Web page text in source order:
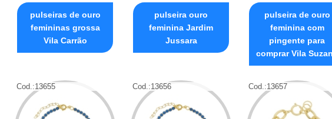
pulseiras de ouro
femininas grossa
Vila Carrão
pulseira ouro
feminina Jardim
Jussara
pulseira de ouro
feminina com
pingente para
comprar Vila
Cod.:13655 Cod.:13656 Cod.:13657